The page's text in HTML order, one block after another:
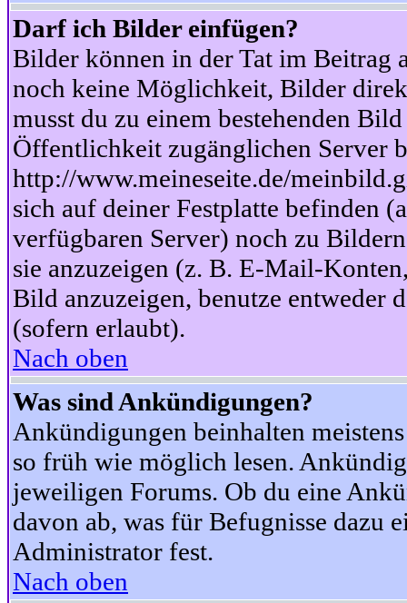
Darf ich Bilder einfügen?
Bilder können in der Tat im Beitrag
noch keine Möglichkeit, Bilder
musst du zu einem bestehenden
Öffentlichkeit zugänglichen Server
http://www.meineseite.de/
sich auf deiner Festplatte befinden
verfügbaren Server) noch zu
sie anzuzeigen (z. B. E-Mail-
Bild anzuzeigen, benutze
(sofern erlaubt).
Nach oben
Was sind Ankündigungen?
Ankündigungen beinhalten
so früh wie möglich lesen.
jeweiligen Forums. Ob du eine
davon ab, was für Befugnisse dazu
Administrator fest.
Nach oben